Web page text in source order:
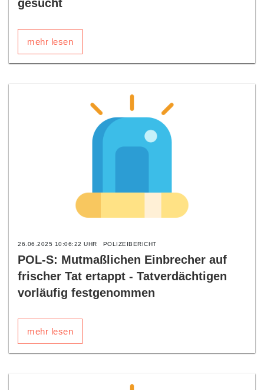
gesucht
mehr lesen
26.06.2025 10:06:22 UHR POLIZEIBERICHT
POL-S: Mutmaßlichen Einbrecher auf
frischer Tat ertappt - Tatverdächtigen
vorläufig festgenommen
mehr lesen